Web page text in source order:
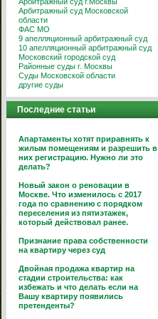
Арбитражный суд Московской
области
ФАС МО
9 апелляционный арбитражный суд
10 апелляционный арбитражный суд
Московский городской суд
Районные суды г. Москвы
Суды Московской области
другие суды
Последние статьи
Апартаменты хотят приравнять к
жилым помещениям и разрешить в
них регистрацию. Нужно ли это
делать?
Новый закон о реновации в
Москве. Что изменилось с 2017
года по сравнению с порядком
переселения из пятиэтажек,
который действовал ранее.
Признание права собственности
на квартиру через суд
Двойная продажа квартир на
стадии строительства: как
избежать и что делать если на
Вашу квартиру появились
претенденты?